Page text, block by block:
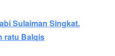
Sulaiman Singkat.
ratu Balqis